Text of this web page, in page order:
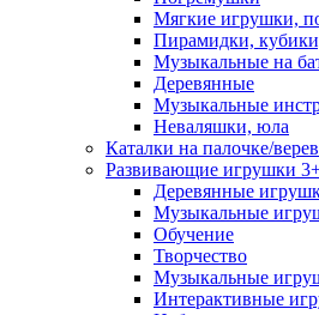
Мягкие игрушки,
Пирамидки,
Музыкальные на
Деревянные
Музыкальные
Неваляшки, юла
Каталки на палочке/
Развивающие игрушки
Деревянные
Музыкальные
Обучение
Творчество
Музыкальные
Интерактивные